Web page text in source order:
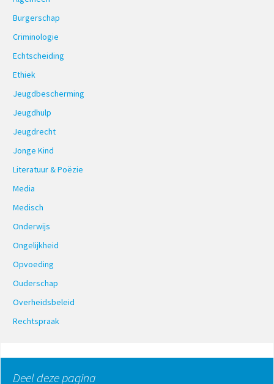
Burgerschap
Criminologie
Echtscheiding
Ethiek
Jeugdbescherming
Jeugdhulp
Jeugdrecht
Jonge Kind
Literatuur & Poëzie
Media
Medisch
Onderwijs
Ongelijkheid
Opvoeding
Ouderschap
Overheidsbeleid
Rechtspraak
Deel deze pagina